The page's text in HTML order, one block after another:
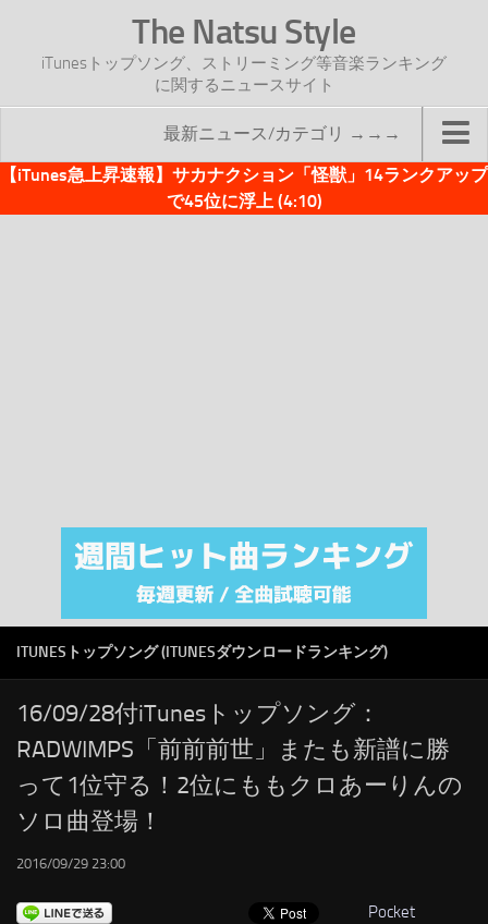
The Natsu Style
iTunesトップソング、ストリーミング等音楽ランキング
に関するニュースサイト
最新ニュース/カテゴリ →→→
TOP
注目カテゴリ
オリジナルiTunes週間トップソング
RSS
LINKS
【iTunes急上昇速報】サカナクション「怪獣」14ランクアップ
で45位に浮上 (4:10)
ITUNESトップソング (ITUNESダウンロードランキング)
16/09/28付iTunesトップソング：
RADWIMPS「前前前世」またも新譜に勝
って1位守る！2位にももクロあーりんの
ソロ曲登場！
2016/09/29 23:00
Pocket